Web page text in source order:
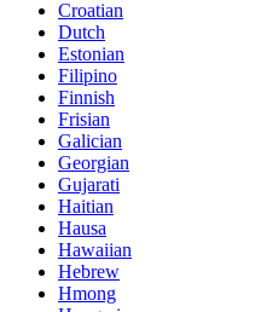
Croatian
Dutch
Estonian
Filipino
Finnish
Frisian
Galician
Georgian
Gujarati
Haitian
Hausa
Hawaiian
Hebrew
Hmong